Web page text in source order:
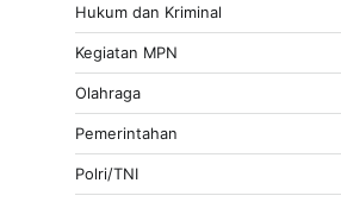
Hukum dan Kriminal
Kegiatan MPN
Olahraga
Pemerintahan
Polri/TNI